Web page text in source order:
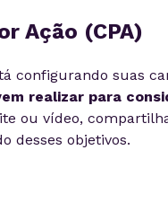
Ação (CPA)
configurando suas
realizar para
ou vídeo,
desses objetivos.